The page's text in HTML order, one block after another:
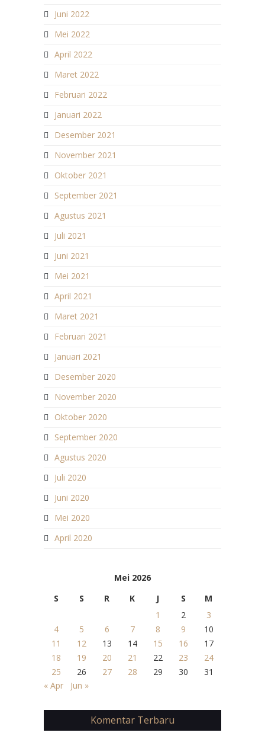
Juni 2022
Mei 2022
April 2022
Maret 2022
Februari 2022
Januari 2022
Desember 2021
November 2021
Oktober 2021
September 2021
Agustus 2021
Juli 2021
Juni 2021
Mei 2021
April 2021
Maret 2021
Februari 2021
Januari 2021
Desember 2020
November 2020
Oktober 2020
September 2020
Agustus 2020
Juli 2020
Juni 2020
Mei 2020
April 2020
Mei 2026
S
S R K J S
M
1
2
3
4
5 6 7 8 9
10
11
12 13 14 15 16
17
18
19 20 21 22 23
24
25
26 27 28 29 30
31
« Apr
Jun »
Komentar Terbaru